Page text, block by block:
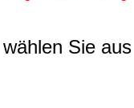
Sie